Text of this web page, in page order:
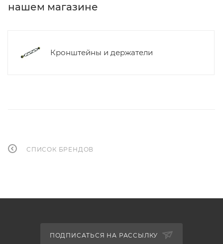
нашем магазине
Кронштейны и держатели
СПИСОК БРЕНДОВ
ПОДПИСАТЬСЯ НА РАССЫЛКУ